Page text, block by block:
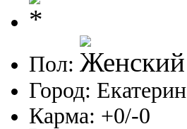
Пол:
Город:
Карма: +0/-0